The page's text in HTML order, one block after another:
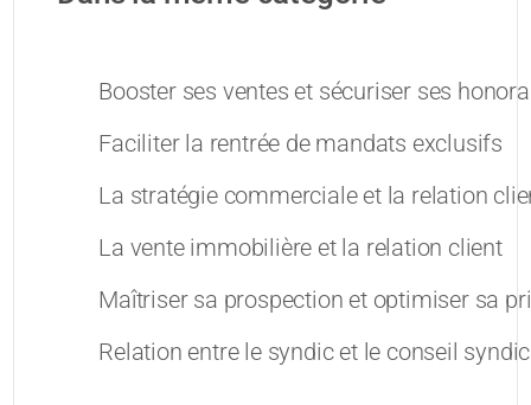
Booster ses ventes et sécuriser ses
Faciliter la rentrée de mandats exclusifs
La stratégie commerciale et la relation
La vente immobilière et la relation client
Maîtriser sa prospection et optimiser sa
Relation entre le syndic et le conseil